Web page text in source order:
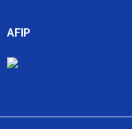
AFIP